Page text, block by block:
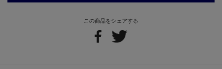
この商品をシェアする